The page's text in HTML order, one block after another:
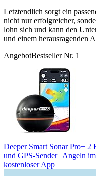
Letztendlich sorgt ein
nicht nur erfolgreicher,
lohn sich und kann den
und einem herausragenden
AngebotBestseller Nr. 1
Deeper Smart Sonar Pro+ 2
und GPS-Sender | Angeln
kostenloser App